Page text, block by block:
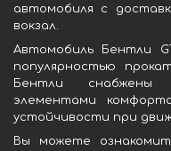
автомобиля с
вокзал.
Автомобиль Бентли
популярностью
Бентли снабжены
элементами
устойчивости при
Вы можете